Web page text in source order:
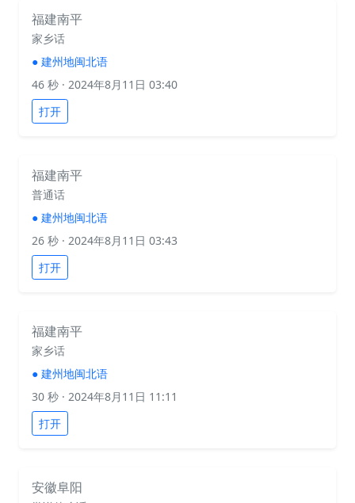
福建南平
家乡话
● 建州地闽北语
46 秒 · 2024年8月11日 03:40
打开
福建南平
普通话
● 建州地闽北语
26 秒 · 2024年8月11日 03:43
打开
福建南平
家乡话
● 建州地闽北语
30 秒 · 2024年8月11日 11:11
打开
安徽阜阳